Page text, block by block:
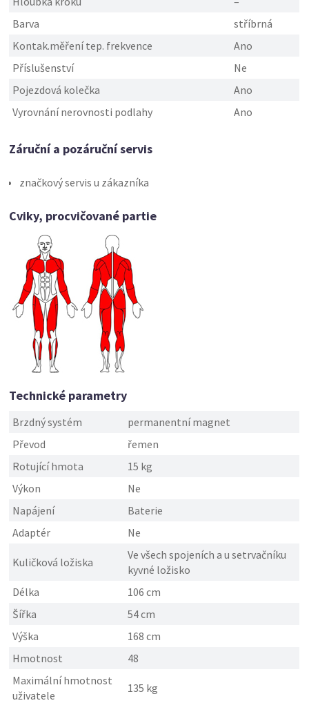
Barva
stříbrná
Kontak.měření tep. frekvence
Ano
Příslušenství
Ne
Pojezdová kolečka
Ano
Vyrovnání nerovnosti podlahy
Ano
Záruční a pozáruční servis
značkový servis u zákazníka
Cviky, procvičované partie
Technické parametry
Brzdný systém
permanentní magnet
Převod
řemen
Rotující hmota
15 kg
Výkon
Ne
Napájení
Baterie
Adaptér
Ne
Kuličková ložiska
Ve všech spojeních a u setrvačníku
kyvné ložisko
Délka
106 cm
Šířka
54 cm
Výška
168 cm
Hmotnost
48
Maximální hmotnost
uživatele
135 kg